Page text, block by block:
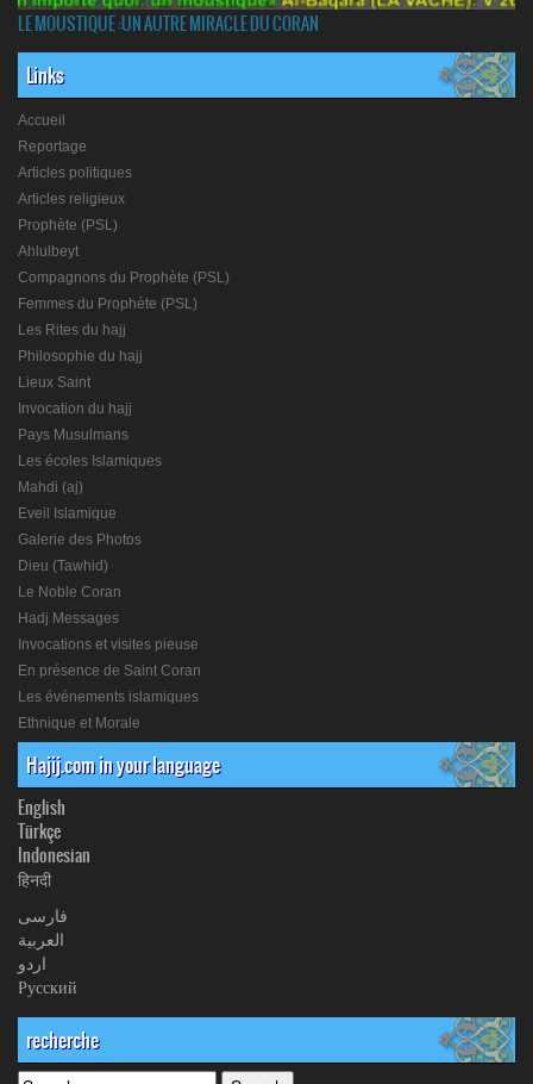
LE MOUSTIQUE :UN AUTRE MIRACLE DU CORAN
Links
Accueil
Reportage
Articles politiques
Articles religieux
Prophète (PSL)
Ahlulbeyt
Compagnons du Prophète (PSL)
Femmes du Prophète (PSL)
Les Rites du hajj
Philosophie du hajj
Lieux Saint
Invocation du hajj
Pays Musulmans
Les écoles Islamiques
Mahdi (aj)
Eveil Islamique
Galerie des Photos
Dieu (Tawhid)
Le Noble Coran
Hadj Messages
Invocations et visites pieuse
En présence de Saint Coran
Les événements islamiques
Ethnique et Morale
Hajij.com in your language
English
Türkçe
Indonesian
हिनदी
فارسی
العربیة
اردو
Русский
recherche